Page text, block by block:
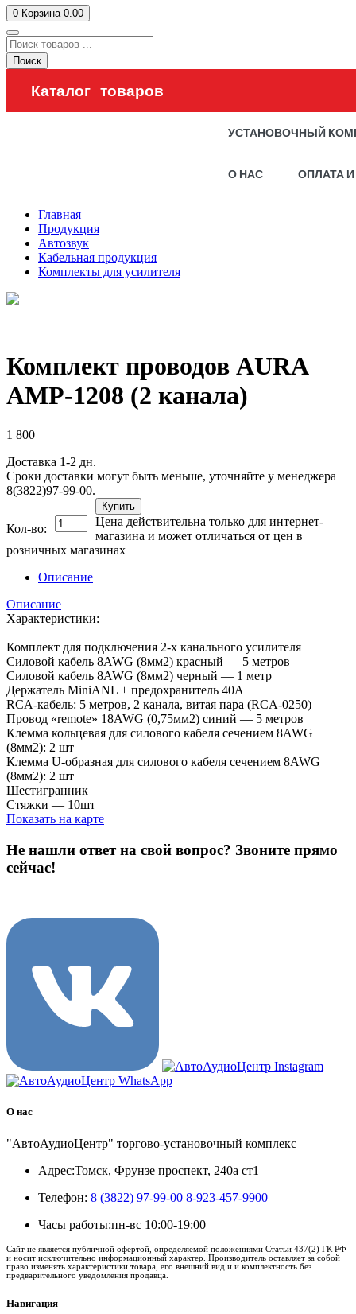
0 Корзина 0.00
Поиск
Каталог товаров
УСТАНОВОЧНЫЙ
О НАС ОПЛАТА
Главная
Продукция
Автозвук
Кабельная продукция
Комплекты для усилителя
Комплект проводов AURA
AMP-1208 (2 канала)
1 800
Доставка 1-2 дн.
Сроки доставки могут быть меньше, уточняйте у менеджера
8(3822)97-99-00.
Кол-во:
Купить
Цена действительна только для интернет-
магазина и может отличаться от цен в
розничных магазинах
Описание
Описание
Характеристики:
Комплект для подключения 2-х канального усилителя
Силовой кабель 8AWG (8мм2) красный — 5 метров
Силовой кабель 8AWG (8мм2) черный — 1 метр
Держатель MiniANL + предохранитель 40A
RCA-кабель: 5 метров, 2 канала, витая пара (RCA-0250)
Провод «remote» 18AWG (0,75мм2) синий — 5 метров
Клемма кольцевая для силового кабеля сечением 8AWG
(8мм2): 2 шт
Клемма U-образная для силового кабеля сечением 8AWG
(8мм2): 2 шт
Шестигранник
Стяжки — 10шт
Показать на карте
Не нашли ответ на свой вопрос? Звоните прямо
сейчас!
О нас
"АвтоАудиоЦентр" торгово-установочный комплекс
Адрес:Томск, Фрунзе проспект, 240а ст1
Телефон: 8 (3822) 97-99-00 8-923-457-9900
Часы работы:пн-вс 10:00-19:00
Сайт не является публичной офертой, определяемой положениями Статьи 437(2) ГК РФ
и носит исключительно информационный характер. Производитель оставляет за собой
право изменять характеристики товара, его внешний вид и и комплектность без
предварительного уведомления продавца.
Навигация